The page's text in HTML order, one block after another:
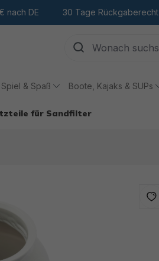
nach DE 30 Tage Rückgaberecht
Spiel & Spaß Boote, Kajaks & SUPs
für Sandfilter